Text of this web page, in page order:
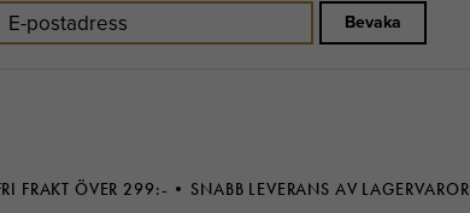
Bevaka
FRAKT ÖVER 299:- SNABB LEVERANS AV LAGERVAROR